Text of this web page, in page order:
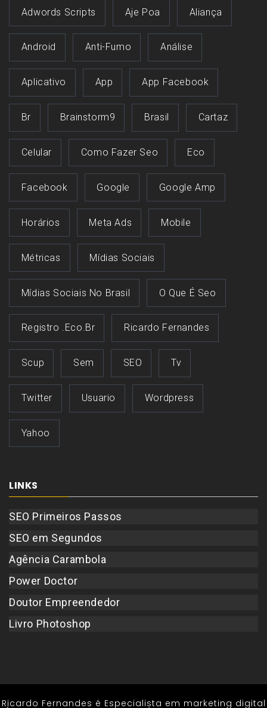
Adwords Scripts Aje Poa Aliança
Android Anti-Fumo Análise
Aplicativo App App Facebook
Br Brainstorm9 Brasil Cartaz
Celular Como Fazer Seo Eco
Facebook Google Google Amp
Horários Meta Ads Mobile
Métricas Mídias Sociais
Mídias Sociais No Brasil O Que É Seo
Registro .eco.br Ricardo Fernandes
Scup Sem SEO Tv
Twitter Usuario Wordpress
Yahoo
LINKS
SEO Primeiros Passos
SEO em Segundos
Agência Carambola
Power Doctor
Doutor Empreendedor
Livro Photoshop
Ricardo Fernandes é Especialista em marketing digital